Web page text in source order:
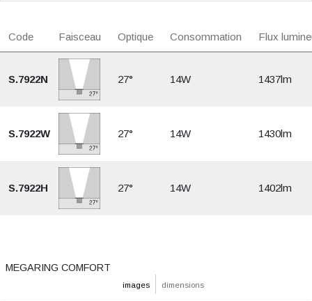
Code Faisceau Optique Consommation Flux
S.7922N 27° 14W 1437lm
S.7922W 27° 14W 1430lm
S.7922H 27° 14W 1402lm
images dimensions
MEGARING COMFORT